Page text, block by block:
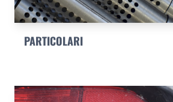
PARTICOLARI